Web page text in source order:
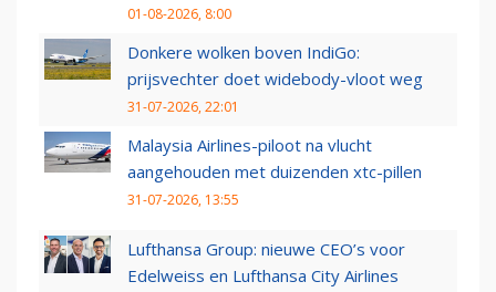
01-08-2026, 8:00
Donkere wolken boven IndiGo:
prijsvechter doet widebody-vloot weg
31-07-2026, 22:01
Malaysia Airlines-piloot na vlucht
aangehouden met duizenden xtc-pillen
31-07-2026, 13:55
Lufthansa Group: nieuwe CEO’s voor
Edelweiss en Lufthansa City Airlines